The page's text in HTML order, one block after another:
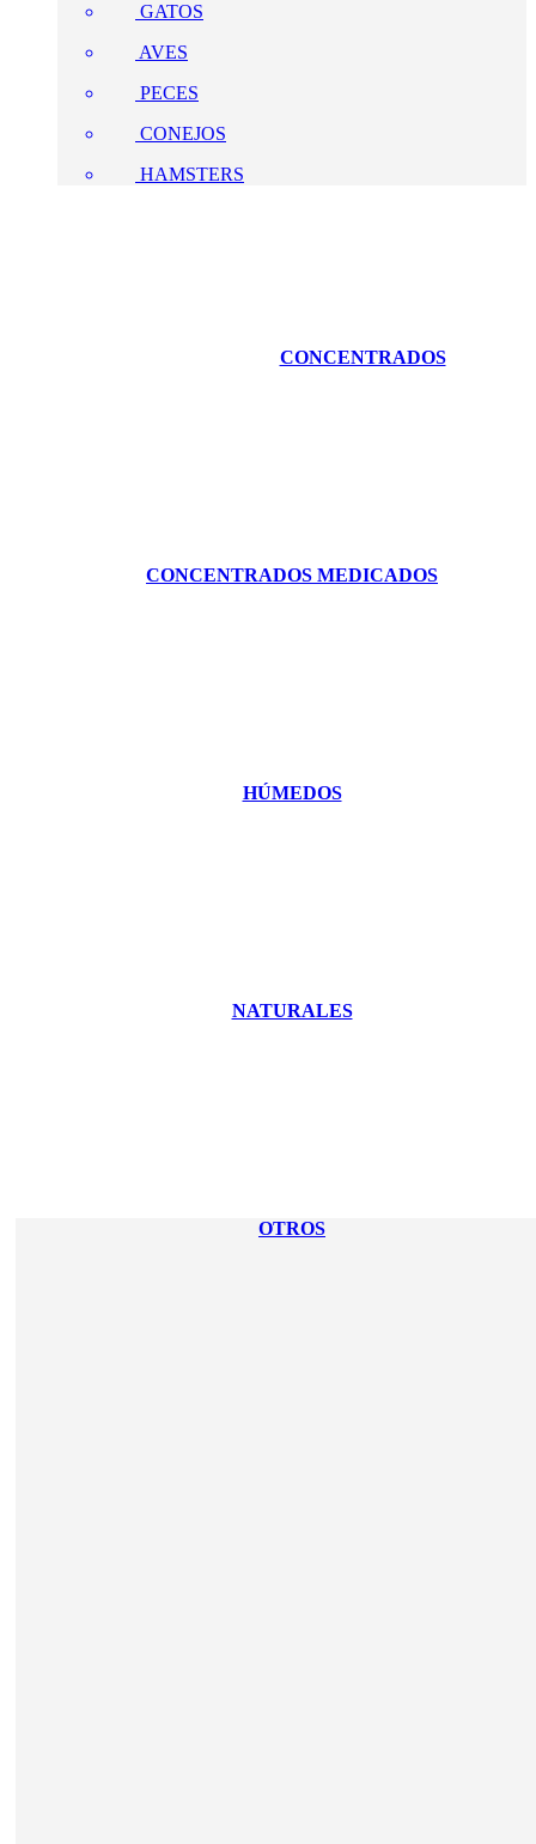
GATOS
AVES
PECES
CONEJOS
HAMSTERS
CONCENTRADOS
CONCENTRADOS MEDICADOS
HÚMEDOS
NATURALES
OTROS